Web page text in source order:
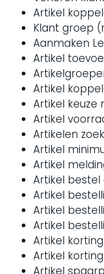
Artikel
Klant groep
Aanmaken
Artikel
Artikel
Artikel keuze
Artikel
Artikelen
Artikel
Artikel
Artikel bestel
Artikel
Artikel
Artikel
Artikel korting
Artikel